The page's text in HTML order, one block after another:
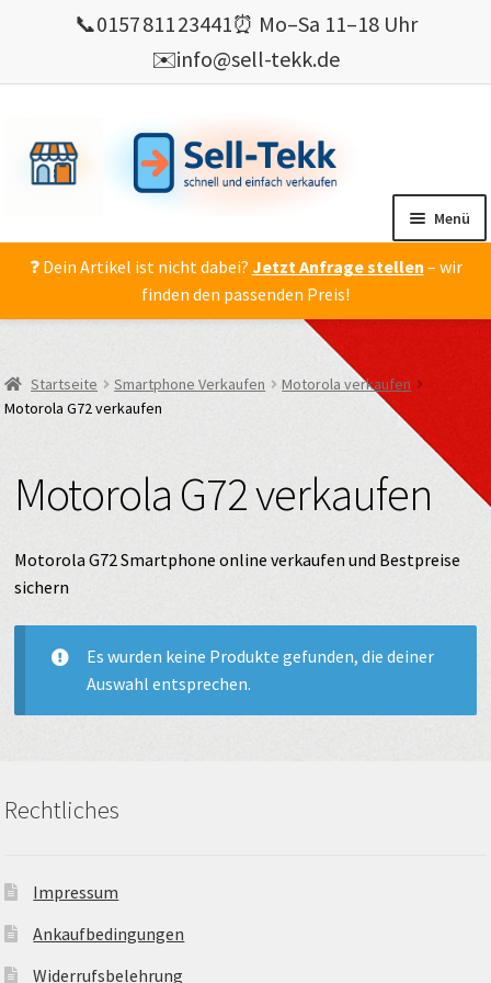
📞0157 811 23441⏰ Mo–Sa 11–18 Uhr
✉️info@sell-tekk.de
springen
springen
Menü
Mein Konto
Gebrauchte Elektronik verkaufen
Wie’s geht ?
❓ Dein Artikel ist nicht dabei? Jetzt Anfrage stellen – wir
finden den passenden Preis!
Startseite Smartphone Verkaufen
Motorola verkaufen
Motorola G72 verkaufen
Motorola G72 verkaufen
Motorola G72 Smartphone online verkaufen und Bestpreise
sichern
Es wurden keine Produkte gefunden, die deiner
Auswahl entsprechen.
Rechtliches
Impressum
Ankaufbedingungen
Widerrufsbelehrung